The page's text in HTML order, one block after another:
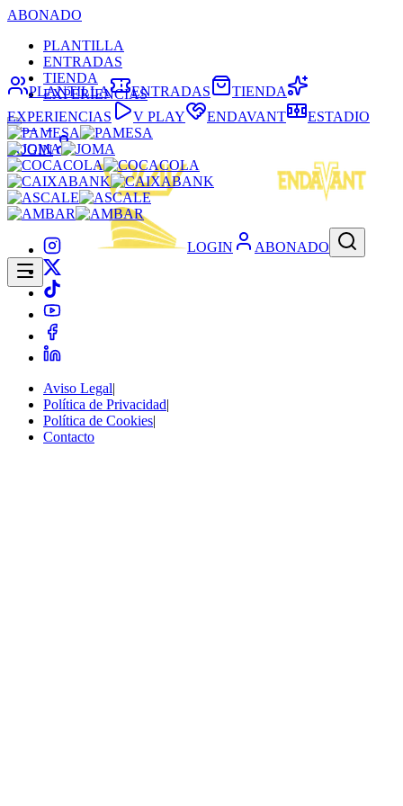
ABONADO
PLANTILLA
ENTRADAS
TIENDA
EXPERIENCIAS
LOGIN
LOGIN ABONADO
PLANTILLA ENTRADAS
TIENDA
EXPERIENCIAS
V PLAY ENDAVANT ESTADIO
Aviso Legal|
Política de Privacidad|
Política de Cookies|
Contacto